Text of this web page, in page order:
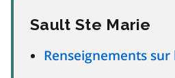
Sault Ste Marie
Renseignements